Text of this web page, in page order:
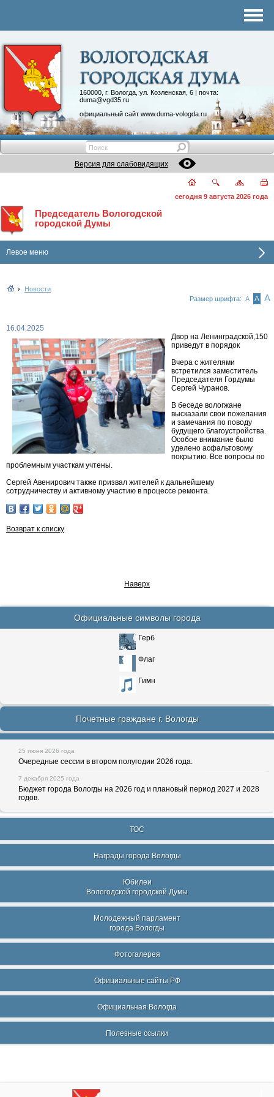
160000, г. Вологда, ул. Козленская, 6 | почта:
duma@vgd35.ru
официальный сайт www.duma-vologda.ru
Контакты
Депутатские объединения
Версия для слабовидящих
сегодня 9 августа 2026 года
Председатель Вологодской
городской Думы
Левое меню
Новости
Размер шрифта: А А А
16.04.2025
Двор на Ленинградской,150
приведут в порядок
Вчера с жителями
встретился заместитель
Председателя Гордумы
Сергей Чуранов.
В беседе вологжане
высказали свои пожелания
и замечания по поводу
будущего благоустройства.
Особое внимание было
уделено асфальтовому
покрытию. Все вопросы по
проблемным участкам учтены.
Сергей Авенирович также призвал жителей к дальнейшему
сотрудничеству и активному участию в процессе ремонта.
Возврат к списку
Наверх
Официальные символы города
Герб
Флаг
Гимн
Почетные граждане г. Вологды
25 июня 2026 года
Очередные сессии в втором полугодии 2026 года.
7 декабря 2025 года
Бюджет города Вологды на 2026 год и плановый период 2027 и 2028
годов.
ТОС
Награды города Вологды
Юбилеи
Вологодской городской Думы
Молодежный парламент
города Вологды
Фотогалерея
Официальные сайты РФ
Официальная Вологда
Полезные ссылки